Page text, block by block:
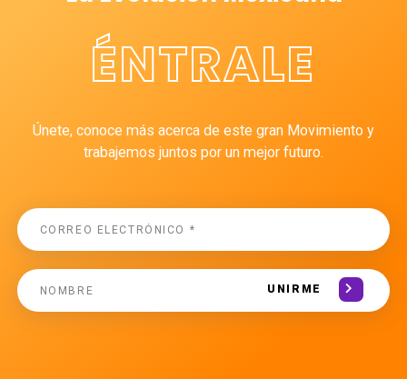
ÉNTRALE
Únete, conoce más acerca de este gran Movimiento y
trabajemos juntos por un mejor futuro.
UNIRME